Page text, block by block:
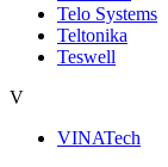
Telo Systems
Teltonika
Teswell
V
VINATech